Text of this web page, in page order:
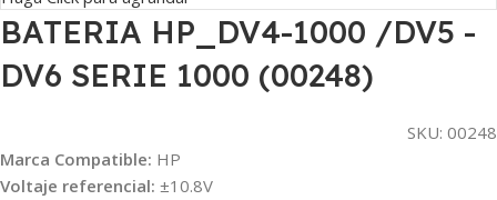
BATERIA HP_DV4-1000 /DV5 -
DV6 SERIE 1000 (00248)
SKU: 00248
Marca Compatible: HP
Voltaje referencial: ±10.8V